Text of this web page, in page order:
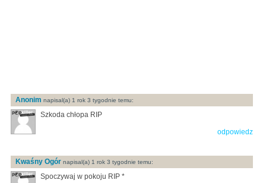
Anonim napisal(a) 1 rok 3 tygodnie temu:
Szkoda chłopa RIP
odpowiedz
Kwaśny Ogór napisal(a) 1 rok 3 tygodnie temu:
Spoczywaj w pokoju RIP *